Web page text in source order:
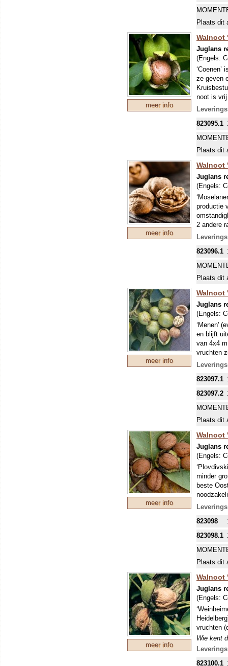
Walnoten
Plaats dit
meer info
Walnoot
Juglans
(Engels:
‘Coenen’
ze geven
noot is
een
weetje:
onder de
onder de
Walnoten
823095.1
Plaats dit
meer info
Walnoot
Juglans
(Engels:
productie
2 andere
Wie kent
onder de
dat geeft
Walnoten
823096.1
Plaats dit
meer info
Walnoot
Juglans
(Engels:
‘Menen'
en blijft
van 4x4
vruchten
begin
uit de
weetje:
onder de
onder de
Walnoten
823097.1
823097.2
Plaats dit
meer info
Walnoot
Juglans
(Engels:
minder
beste
Wie kent
onder de
dat geeft
Walnoten
823098
823098.1
Plaats dit
meer info
Walnoot
Juglans
(Engels:
vruchten
Wie kent
weetje:
823100.1